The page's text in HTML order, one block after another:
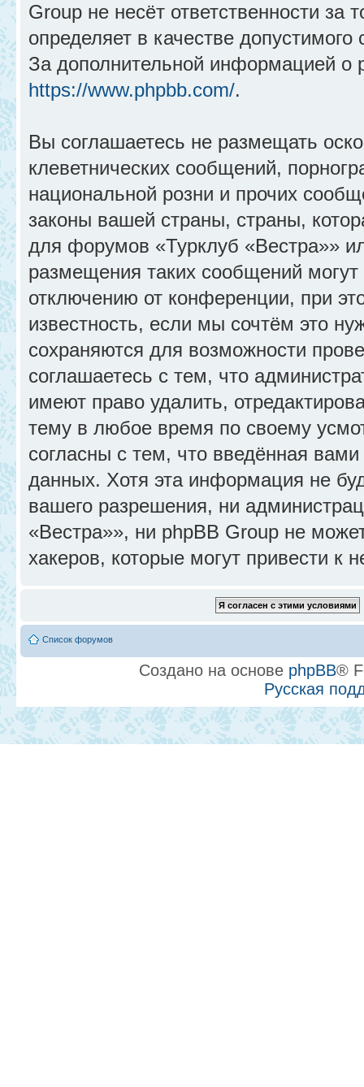
Group не несёт ответственности
определяет в качестве
За дополнительной информацией о
https://www.phpbb.com/.
Вы соглашаетесь не размещать
клеветнических сообщений,
национальной розни и прочих
законы вашей страны, страны,
для форумов «Турклуб «Вестра»»
размещения таких сообщений
отключению от конференции, при
известность, если мы сочтём это
сохраняются для возможности
соглашаетесь с тем, что
имеют право удалить,
тему в любое время по своему
согласны с тем, что введённая
данных. Хотя эта информация не
вашего разрешения, ни
«Вестра»», ни phpBB Group не
хакеров, которые могут привести к
Список форумов
Создано на основе phpBB®
Русская